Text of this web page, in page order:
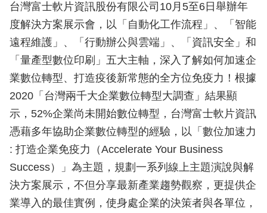
台灣富士軟片資訊股份有限公司10月5至6日舉辦年
度解決方案展示會，以「自動化工作流程」、「智能
遠程維護」、「行動辦公與雲端」、「資訊安全」和
「量產型數位印刷」五大主軸，深入了解如何加速企
業數位轉型、打造疫後新常態的全方位免疫力！根據
2020「台灣兩千大企業數位轉型大調查」結果顯
示，52%企業尚未開始數位轉型，台灣富士軟片資訊
憑藉多年協助企業數位轉型的經驗，以「數位加速力
: 打造企業免疫力（Accelerate Your Business
Success）」為主題，規劃一系列線上主題演說與解
決方案展示，不但分享最新產業趨勢觀察，更提供企
業導入的最佳實例，使身處企業的決策者與各單位，